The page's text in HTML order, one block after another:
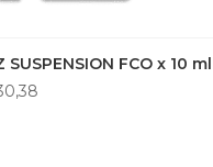
SUSPENSION FCO x 10 ml